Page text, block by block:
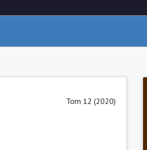
Tom 12 (2020)